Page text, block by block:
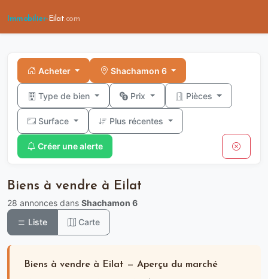
Immobilier- Eilat.com
Acheter Shachamon 6
Type de bien Prix Pièces
Surface Plus récentes
Créer une alerte
Biens à vendre à Eilat
28 annonces dans Shachamon 6
Liste
Carte
Biens à vendre à Eilat — Aperçu du marché